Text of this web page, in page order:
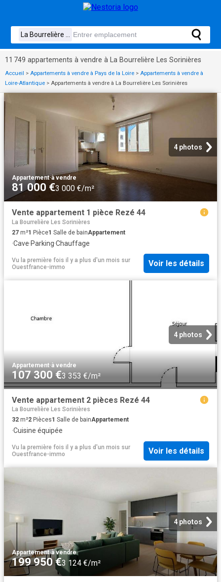
11 749 appartements à vendre à La Bourrelière Les Sorinières
Accueil > Appartements à vendre à Pays de la Loire > Appartements à vendre à
Loire-Atlantique > Appartements à vendre à La Bourrelière Les Sorinières
4 photos
Appartement·à vendre
81 000 €3 000 €/m²
Vente appartement 1 pièce Rezé 44
La Bourrelière Les Sorinières
27 m²1 Pièce1 Salle de bainAppartement
·Cave·Parking·Chauffage
Vu la première fois il y a plus d'un mois sur
Ouestfrance-immo
Voir les détails
4 photos
Appartement·à vendre
107 300 €3 353 €/m²
Vente appartement 2 pièces Rezé 44
La Bourrelière Les Sorinières
32 m²2 Pièces1 Salle de bainAppartement
·Cuisine équipée
Vu la première fois il y a plus d'un mois sur
Ouestfrance-immo
Voir les détails
4 photos
Appartement·à vendre
199 950 €3 124 €/m²